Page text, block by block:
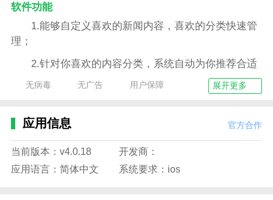
软件功能
1.能够自定义喜欢的新闻内容，喜欢的分类快速管
理；
2.针对你喜欢的内容分类，系统自动为你推荐合适
的内容；
不费力；
4.可以直接搜索相应文章，相关的文章资讯即可快
速展现给你；
5.支持与广大阅读用户进行互动聊天，互相讨论评
无病毒 无广告 用户保障 展开更多
应用信息 官方合作
当前版本：v4.0.18
开发商：
应用语言：简体中文
系统要求：ios